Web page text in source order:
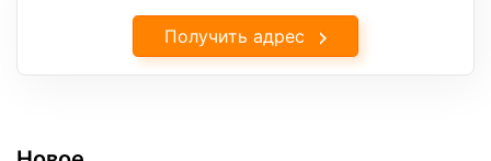
Получить адрес